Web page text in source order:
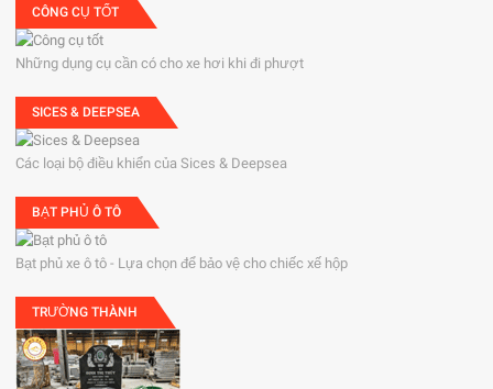
CÔNG CỤ TỐT
Những dụng cụ cần có cho xe hơi khi đi phượt
SICES & DEEPSEA
Các loại bộ điều khiển của Sices & Deepsea
BẠT PHỦ Ô TÔ
Bạt phủ xe ô tô - Lựa chọn để bảo vệ cho chiếc xế hộp
TRƯỜNG THÀNH